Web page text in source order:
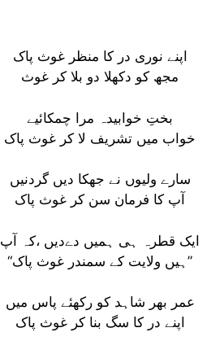
اپنے نوری در کا منظر غوث پاک
مجھ کو دکھلا دو بلا کر غوث
بختِ خوابیدہ مرا چمکائیے
خواب میں تشریف لا کر غوث پاک
سارے ولیوں نے جھکا دیں گردنیں
آپ کا فرمان سن کر غوث پاک
ایک قطرہ ہی ہمیں دےدیں ،کہ آپ
“ہیں ولایت کے سمندر غوث پاک”
عمر بھر شاہد کو رکھئے پاس میں
اپنے در کا سگ بنا کر غوث پاک